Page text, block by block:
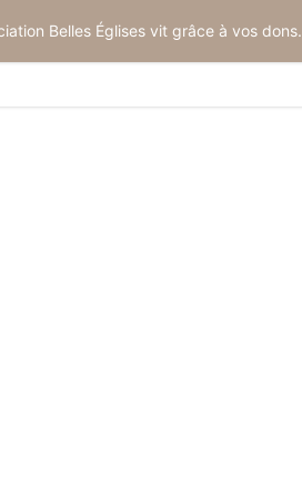
Belles Églises vit grâce à vos dons.